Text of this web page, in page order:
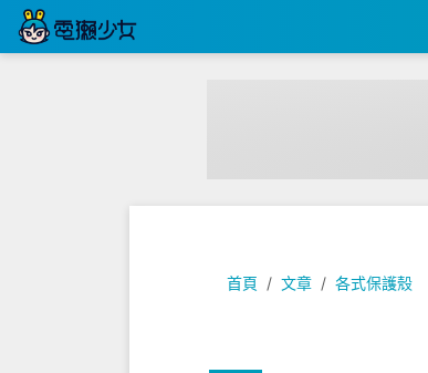
首頁 文章 各式保護殼
專題｜女孩的空拍機初體